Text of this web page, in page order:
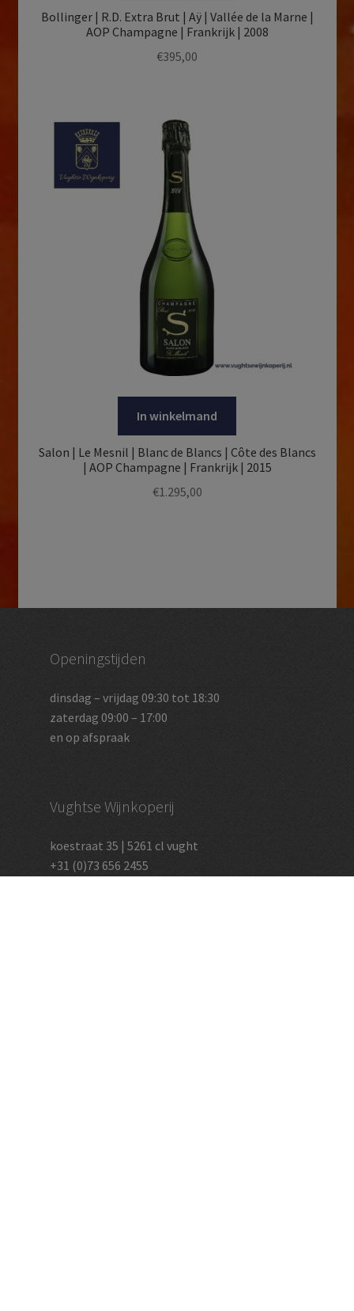
Bollinger | R.D. Extra Brut | Aÿ | Vallée de la Marne |
AOP Champagne | Frankrijk | 2008
€395,00
In winkelmand
Salon | Le Mesnil | Blanc de Blancs | Côte des Blancs
| AOP Champagne | Frankrijk | 2015
€1.295,00
Openingstijden
dinsdag – vrijdag 09:30 tot 18:30
zaterdag 09:00 – 17:00
en op afspraak
Vughtse Wijnkoperij
koestraat 35 | 5261 cl vught
+31 (0)73 656 2455